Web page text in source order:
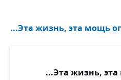
...Эта жизнь, эта мощь
...Эта жизнь,